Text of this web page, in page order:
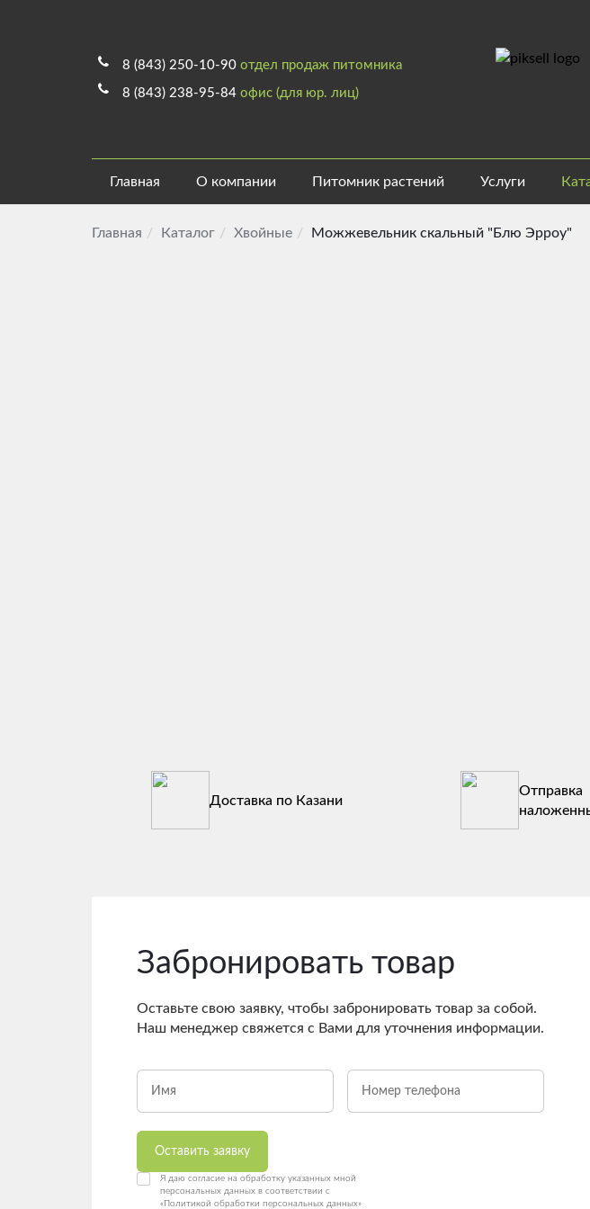
8 (843) 250-10-90 отдел продаж питомника
8 (843) 238-95-84 офис (для юр. лиц)
Главная О компании Питомник растений Услуги
Главная Каталог Хвойные Можжевельник скальный "Блю Эрроу"
Доставка по Казани
Отправка
Забронировать товар
Оставьте свою заявку, чтобы забронировать товар за собой.
Наш менеджер свяжется с Вами для уточнения информации.
Оставить заявку
Я даю согласие на обработку указанных мной
персональных данных в соответствии с
«Политикой обработки персональных данных»